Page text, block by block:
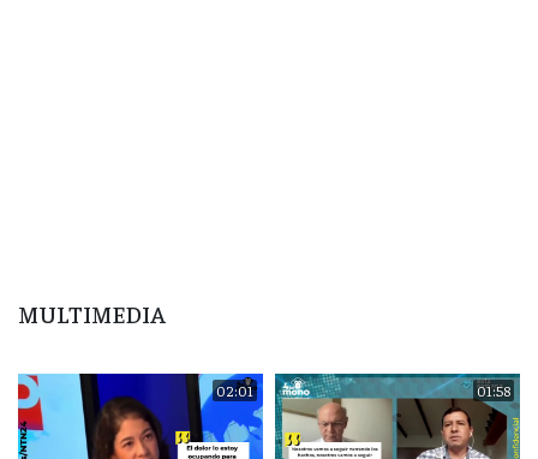
MULTIMEDIA
02:01 01:58